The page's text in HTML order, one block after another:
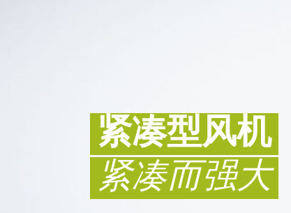
紧凑型风机
紧凑而强大